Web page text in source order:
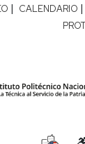
| CALENDARIO |